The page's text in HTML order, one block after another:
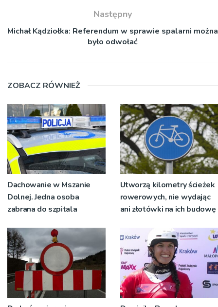
Następny
Michał Kądziołka: Referendum w sprawie spalarni można
było odwołać
ZOBACZ RÓWNIEŻ
Dachowanie w Mszanie
Dolnej. Jedna osoba
zabrana do szpitala
Utworzą kilometry ścieżek
rowerowych, nie wydając
ani złotówki na ich budowę